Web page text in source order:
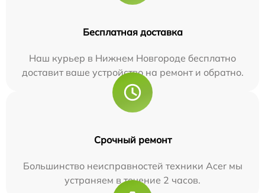
Бесплатная доставка
Наш курьер в Нижнем Новгороде бесплатно
доставит ваше устройство на ремонт и обратно.
Срочный ремонт
Большинство неисправностей техники Acer мы
устраняем в течение 2 часов.